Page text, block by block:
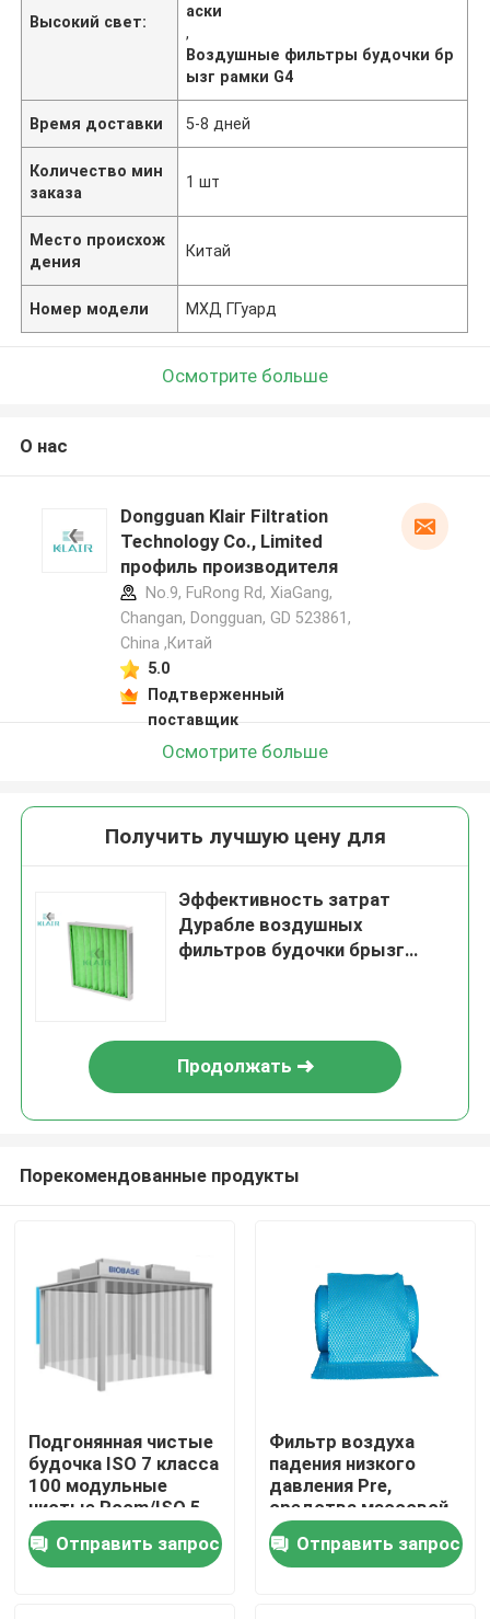
Дом
Продукты
Высокий свет:
аски
,
Воздушные фильтры будочки бр
ызг рамки G4
Время доставки 5-8 дней
Количество мин
заказа
1 шт
Место происхож
дения
Китай
Номер модели МХД ГГуард
Осмотрите больше
О нас
Dongguan Klair Filtration
Technology Co., Limited
профиль производителя
No.9, FuRong Rd, XiaGang,
Changan, Dongguan, GD 523861,
China ,Китай
5.0
Подтверженный
поставщик
Осмотрите больше
Получить лучшую цену для
Эффективность затрат
Дурабле воздушных
фильтров будочки брызг
Продолжать
Порекомендованные продукты
Подгонянная чистые
будочка ISO 7 класса
100 модульные
чистые Room/ISO 5
чистая
Отправить запрос
Фильтр воздуха
падения низкого
давления Pre,
средства массовой
информации фильтра
Rolls полиэстера G3
G4
Отправить запрос